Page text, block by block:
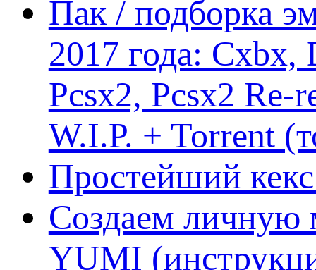
Пак / подборка
2017 года:
Pcsx2, Pcsx2
W.I.P. + Torrent
Простейший кекс
Создаем личную
YUMI